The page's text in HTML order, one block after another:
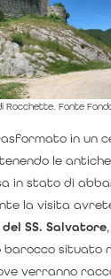
Rocchette. Fonte
in un
le
in stato di
la visita
SS. Salvatore
barocco situato
verranno